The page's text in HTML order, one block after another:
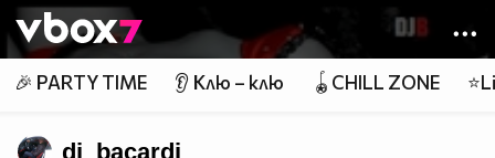
Member of
👾
🎉 PARTY TIME 👂 Клю – клю 🪀CHILL ZONE
dj_bacardi